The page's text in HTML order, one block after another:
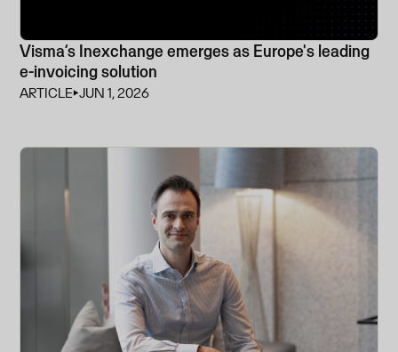
Visma’s Inexchange emerges as Europe's leading
e-invoicing solution
ARTICLE⏵JUN 1, 2026